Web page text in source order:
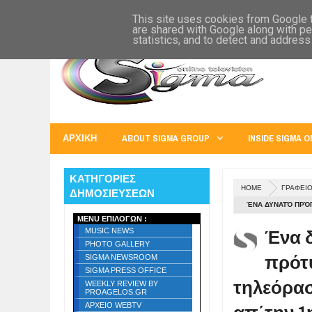
EUROPE U.S.A. AUSTRALIA
ΑΡΧΙΚΗ ABOUT SIGMA GROUP INSIDE SIGMA
HOME
ΈΝΑ ΔΥΝΑΤΌ
Ένα
ΚΑΤΗΓΟΡΙΕΣ
ΔΗΜΟΣΙΕΥΣΕΩΝ
MENU ΕΠΙΛΟΓΩΝ :
MUSIC NEWS
PHOTO GALLERY
SIGMA NEWSROOM
SIGMA PRESS OFFICE
WEEKLY REVIEW BY
PROAGELOS.GR
ΑΡΧΕΙΟ WEBTV
This site uses cookies from Google
are shared with Google along with
statistics, and to detect and address